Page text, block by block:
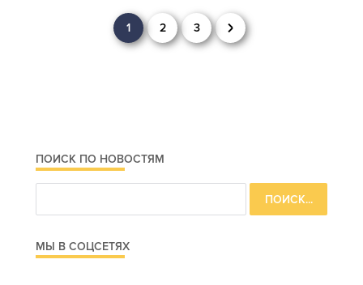
Навигация1 2 3
ПОИСК ПО НОВОСТЯМ
МЫ В СОЦСЕТЯХ